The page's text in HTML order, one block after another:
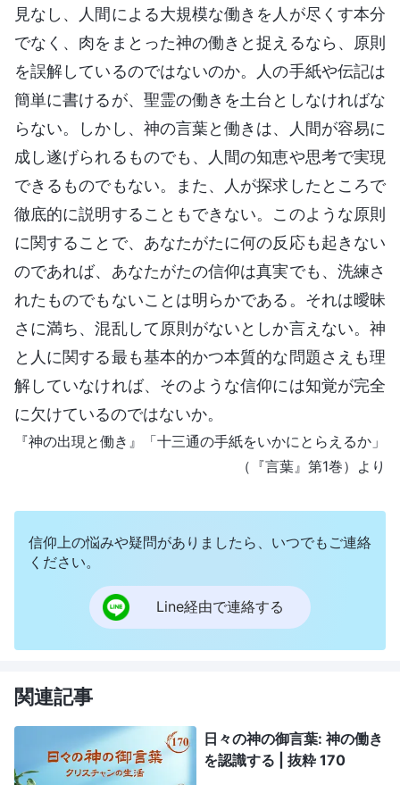
見なし、人間による大規模な働きを人が尽くす本分
でなく、肉をまとった神の働きと捉えるなら、原則
を誤解しているのではないのか。人の手紙や伝記は
簡単に書けるが、聖霊の働きを土台としなければな
らない。しかし、神の言葉と働きは、人間が容易に
成し遂げられるものでも、人間の知恵や思考で実現
できるものでもない。また、人が探求したところで
徹底的に説明することもできない。このような原則
に関することで、あなたがたに何の反応も起きない
のであれば、あなたがたの信仰は真実でも、洗練さ
れたものでもないことは明らかである。それは曖昧
さに満ち、混乱して原則がないとしか言えない。神
と人に関する最も基本的かつ本質的な問題さえも理
解していなければ、そのような信仰には知覚が完全
に欠けているのではないか。
『神の出現と働き』「十三通の手紙をいかにとらえるか」
（『言葉』第1巻）より
信仰上の悩みや疑問がありましたら、いつでもご連絡
ください。
Line経由で連絡する
関連記事
日々の神の御言葉: 神の働き
を認識する | 抜粋 170